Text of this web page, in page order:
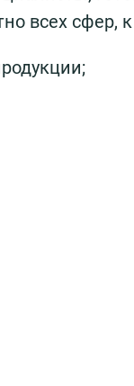
всех сфер,